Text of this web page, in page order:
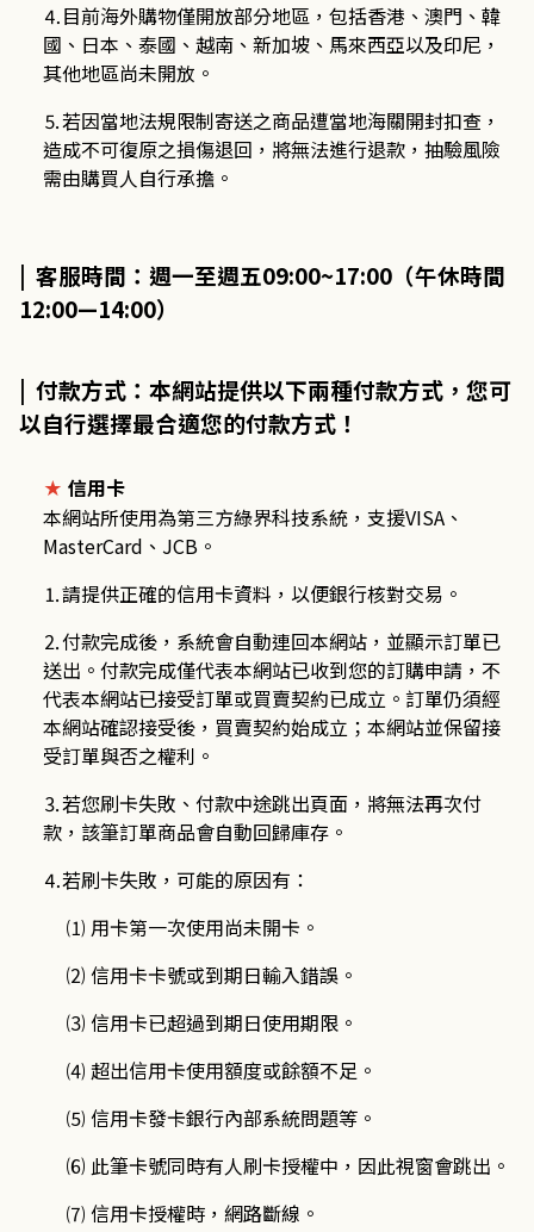
⒋目前海外購物僅開放部分地區，包括香港、澳門、韓
國、日本、泰國、越南、新加坡、馬來西亞以及印尼，
其他地區尚未開放。
⒌若因當地法規限制寄送之商品遭當地海關開封扣查，
造成不可復原之損傷退回，將無法進行退款，抽驗風險
需由購買人自行承擔。
| 客服時間：週一至週五09:00~17:00（午休時間
12:00—14:00）
| 付款方式：本網站提供以下兩種付款方式，您可
以自行選擇最合適您的付款方式！
★ 信用卡
本網站所使用為第三方綠界科技系統，支援VISA 、
MasterCard 、 JCB 。
⒈請提供正確的信用卡資料，以便銀行核對交易。
⒉付款完成後，系統會自動連回本網站，並顯示訂單已
送出。付款完成僅代表本網站已收到您的訂購申請，不
代表本網站已接受訂單或買賣契約已成立。訂單仍須經
本網站確認接受後，買賣契約始成立；本網站並保留接
受訂單與否之權利。
⒊若您刷卡失敗、付款中途跳出頁面，將無法再次付
款，該筆訂單商品會自動回歸庫存。
⒋若刷卡失敗，可能的原因有：
⑴ 用卡第一次使用尚未開卡。
⑵ 信用卡卡號或到期日輸入錯誤。
⑶ 信用卡已超過到期日使用期限。
⑷ 超出信用卡使用額度或餘額不足。
⑸ 信用卡發卡銀行內部系統問題等。
⑹ 此筆卡號同時有人刷卡授權中，因此視窗會跳出。
⑺ 信用卡授權時，網路斷線。